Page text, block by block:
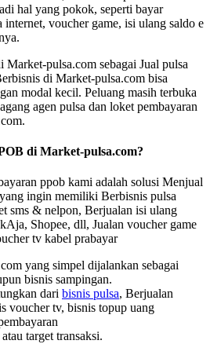
hal yang pokok, seperti bayar
internet, voucher game, isi ulang saldo e
Market-pulsa.com sebagai Jual pulsa
di Market-pulsa.com bisa
modal kecil. Peluang masih terbuka
agen pulsa dan loket pembayaran
di Market-pulsa.com?
ppob kami adalah solusi Menjual
ingin memiliki Berbisnis pulsa
sms & nelpon, Berjualan isi ulang
Shopee, dll, Jualan voucher game
tv kabel prabayar
yang simpel dijalankan sebagai
bisnis sampingan.
dari bisnis pulsa, Berjualan
voucher tv, bisnis topup uang
target transaksi.